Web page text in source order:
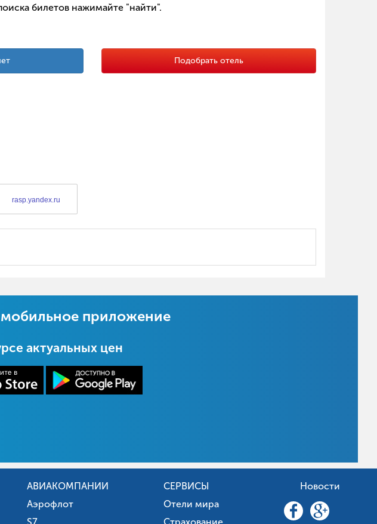
билетов нажимайте "найти".
Подобрать отель
приложение
актуальных цен
АВИАКОМПАНИИ
Аэрофлот
СЕРВИСЫ
Отели мира
Новости